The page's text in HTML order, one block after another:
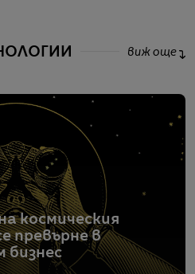
виж още
космическия
превърне в
бизнес